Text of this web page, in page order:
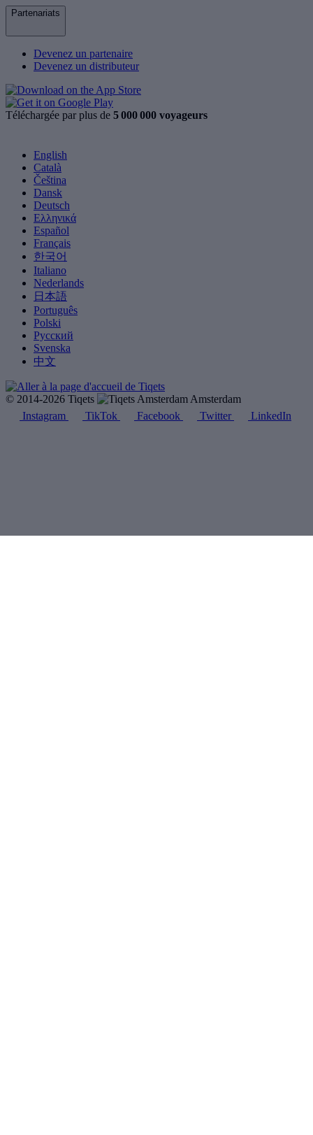
Partenariats
Devenez un partenaire
Devenez un distributeur
Téléchargée par plus de 5 000 000 voyageurs
English
Català
Čeština
Dansk
Deutsch
Ελληνικά
Español
Français
한국어
Italiano
Nederlands
日本語
Português
Polski
Русский
Svenska
中文
© 2014-2026 Tiqets
Amsterdam
Instagram
TikTok Facebook Twitter LinkedIn